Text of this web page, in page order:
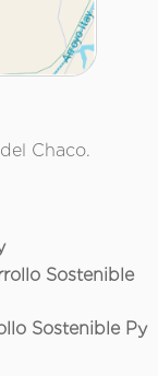
Chaco.
Sostenible
Sostenible Py